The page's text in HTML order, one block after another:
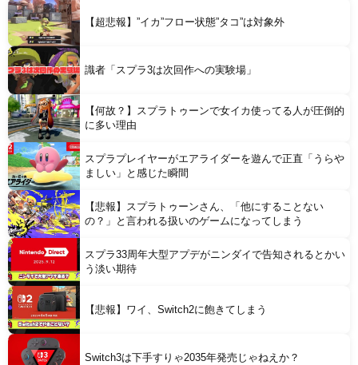
Powered by livedoor 相互RSS【超悲報】”イカ”フロー状態”タコ”は対象外
識者「スプラ3は次回作への実験場」
【何故？】スプラトゥーンで女イカ使ってる人が圧倒的
に多い理由
スプラプレイヤーがエアライダーを遊んで正直「うらや
ましい」と感じた瞬間
【悲報】スプラトゥーンさん、「他にすることない
の？」と言われる扱いのゲームになってしまう
スプラ33周年大型アプデがニンダイで告知されるとかい
う淡い期待
【悲報】ワイ、Switch2に飽きてしまう
Switch3は下手すりゃ2035年発売じゃねえか？